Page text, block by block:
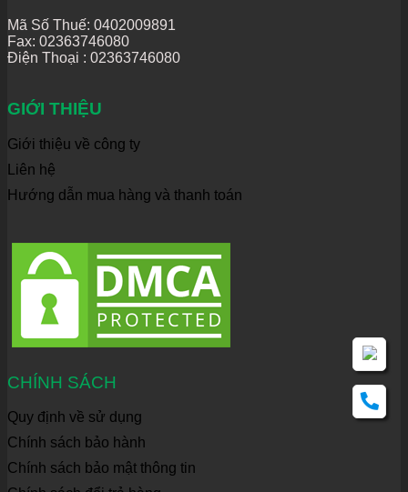
Mã Số Thuế: 0402009891
Fax: 02363746080
Điện Thoại : 02363746080
GIỚI THIỆU
Giới thiệu về công ty
Liên hệ
Hướng dẫn mua hàng và thanh toán
CHÍNH SÁCH
Quy định về sử dụng
Chính sách bảo hành
Chính sách bảo mật thông tin